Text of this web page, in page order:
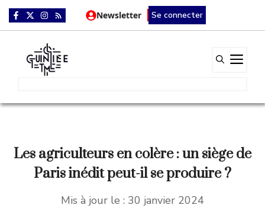
Aller
au
Newsletter Se connecter
Les agriculteurs en colère : un siège de
Paris inédit peut-il se produire ?
Mis à jour le : 30 janvier 2024